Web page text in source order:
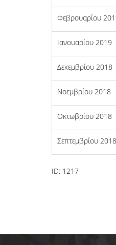
Φεβρουαρίου
Ιανουαρίου 2019
Δεκεμβρίου 2018
Νοεμβρίου 2018
Οκτωβρίου 2018
Σεπτεμβρίου 2018
ID: 1217